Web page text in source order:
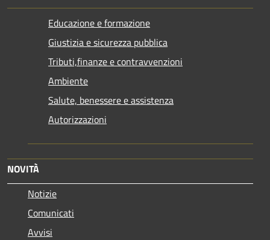
Educazione e formazione
Giustizia e sicurezza pubblica
Tributi,finanze e contravvenzioni
Ambiente
Salute, benessere e assistenza
Autorizzazioni
NOVITÀ
Notizie
Comunicati
Avvisi